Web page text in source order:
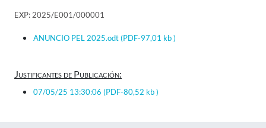
EXP: 2025/E001/000001
ANUNCIO PEL 2025.odt(PDF-97,01 kb )
Justificantes de Publicación:
07/05/25 13:30:06 (PDF-80,52 kb )